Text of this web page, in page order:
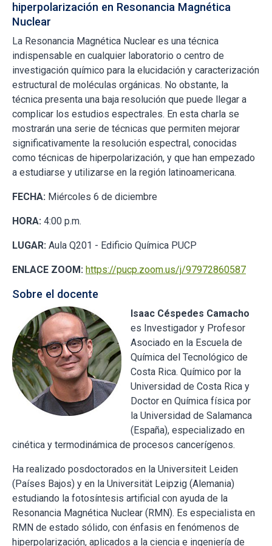
hiperpolarización en Resonancia Magnética
Nuclear
La Resonancia Magnética Nuclear es una técnica
indispensable en cualquier laboratorio o centro de
investigación químico para la elucidación y caracterización
estructural de moléculas orgánicas. No obstante, la
técnica presenta una baja resolución que puede llegar a
complicar los estudios espectrales. En esta charla se
mostrarán una serie de técnicas que permiten mejorar
significativamente la resolución espectral, conocidas
como técnicas de hiperpolarización, y que han empezado
a estudiarse y utilizarse en la región latinoamericana.
FECHA: Miércoles 6 de diciembre
HORA: 4:00 p.m.
LUGAR: Aula Q201 - Edificio Química PUCP
ENLACE ZOOM: https://pucp.zoom.us/j/97972860587
Sobre el docente
Isaac Céspedes Camacho
es Investigador y Profesor
Asociado en la Escuela de
Química del Tecnológico de
Costa Rica. Químico por la
Universidad de Costa Rica y
Doctor en Química física por
la Universidad de Salamanca
(España), especializado en
cinética y termodinámica de procesos cancerígenos.
Ha realizado posdoctorados en la Universiteit Leiden
(Países Bajos) y en la Universität Leipzig (Alemania)
estudiando la fotosíntesis artificial con ayuda de la
Resonancia Magnética Nuclear (RMN). Es especialista en
RMN de estado sólido, con énfasis en fenómenos de
hiperpolarización, aplicados a la ciencia e ingeniería de